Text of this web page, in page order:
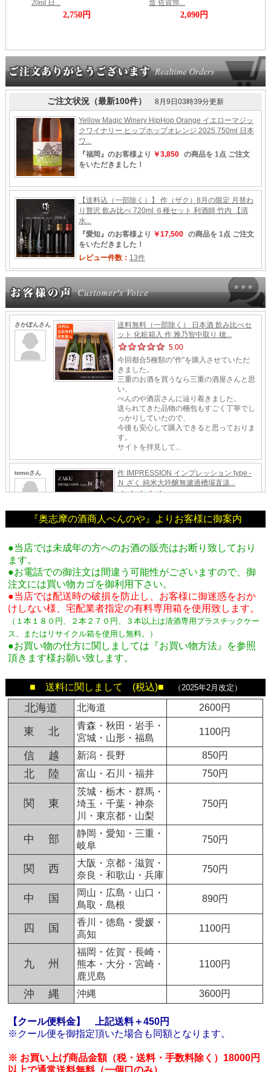
『奥志摩の酒商人べんのや』よりお客様に御案内
●当店では未成年の方へのお酒の販売はお断り致しており
ます。
●お電話での御注文は間違う可能性がございますので、御
注文には買い物カゴを御利用下さい。
●当店では配送時の破損を防止し、お客様に御迷惑をおか
けしない様、宅配業者指定の有料専用箱を使用致します。
（１本１８０円、２本２７０円、３本以上は清酒専用プラスチックケー
ス、またはリサイクル箱を使用し無料。
）
●お買い物の仕方に関しましては『お買い物方法』を参照
頂きます様お願い致します。
■ 送料に関しまして (税込)■ （2025年2月改定）
北海道 北海道 2600円
東 北
青森・秋田・岩手・
宮城・山形・福島
1100円
信 越 新潟・長野 850円
北 陸 富山・石川・福井 750円
関 東
茨城・栃木・群馬・
埼玉・千葉・神奈
川・東京都・山梨
750円
中 部
静岡・愛知・三重・
岐阜
750円
関 西
大阪・京都・滋賀・
奈良・和歌山・兵庫
750円
中 国
岡山・広島・山口・
鳥取・島根
890円
四 国
香川・徳島・愛媛・
高知
1100円
九 州
福岡・佐賀・長崎・
熊本・大分・宮崎・
鹿児島
1100円
沖 縄 沖縄 3600円
【クール便料金】
上記送料＋450円
※クール便を御指定頂いた場合も同額となります。
※ お買い上げ商品金額（税・送料・手数料除く）18000円
以上で通常送料無料（一個口のみ）